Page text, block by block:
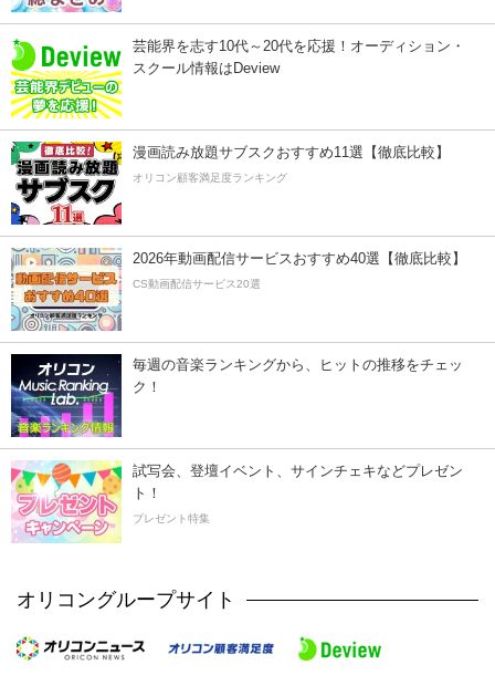
芸能界を志す10代～20代を応援！オーディション・
スクール情報はDeview
漫画読み放題サブスクおすすめ11選【徹底比較】
オリコン顧客満足度ランキング
2026年動画配信サービスおすすめ40選【徹底比較】
CS動画配信サービス20選
毎週の音楽ランキングから、ヒットの推移をチェッ
ク！
試写会、登壇イベント、サインチェキなどプレゼン
ト！
プレゼント特集
オリコングループサイト